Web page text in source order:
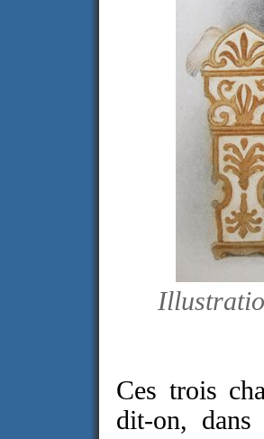
Ces trois
dit-on,